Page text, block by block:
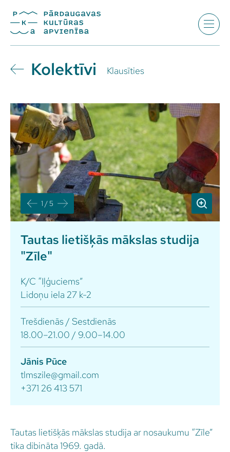
Kolektīvi Klausīties
1 / 5
Tautas lietišķās mākslas studija
"Zīle"
K/C “Iļģuciems”
Lidoņu iela 27 k-2
Trešdienās / Sestdienās
18.00–21.00 / 9.00–14.00
Jānis Pūce
tlmszile@gmail.com
+371 26 413 571
Tautas lietišķās mākslas studija ar nosaukumu “Zīle”
tika dibināta 1969. gadā.